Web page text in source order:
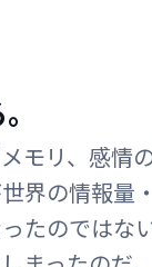
モリ、感情
界の情報量
たのではな